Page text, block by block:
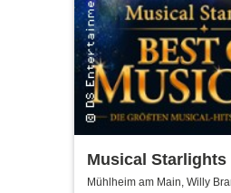
Musical Starlights
Musicals
Mühlheim am Main, Willy